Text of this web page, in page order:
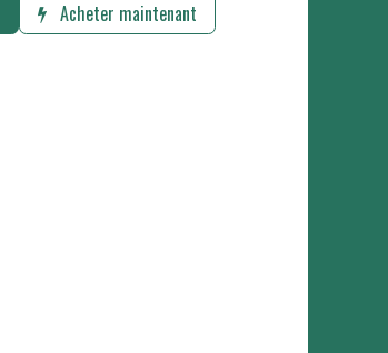
Acheter maintenant